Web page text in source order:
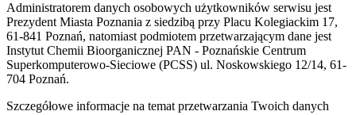
Administratorem danych osobowych użytkowników serwisu jest
Prezydent Miasta Poznania z siedzibą przy Placu Kolegiackim 17,
61-841 Poznań, natomiast podmiotem przetwarzającym dane jest
Instytut Chemii Bioorganicznej PAN - Poznańskie Centrum
Superkomputerowo-Sieciowe (PCSS) ul. Noskowskiego 12/14, 61-
704 Poznań.
Szczegółowe informacje na temat przetwarzania Twoich danych